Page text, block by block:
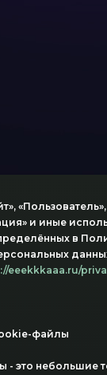
«Пользователь»,
и иные
в
eeekkkaaa.ru/
файлы
- это небольшие